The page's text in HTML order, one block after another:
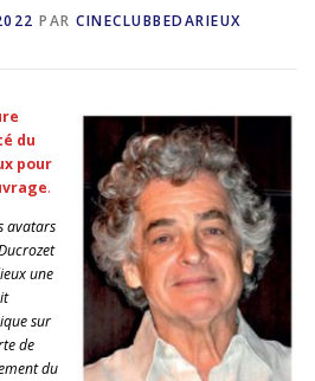
PAR CINECLUBBEDARIEUX
du
pour
.
avatars
une
sur
de
du